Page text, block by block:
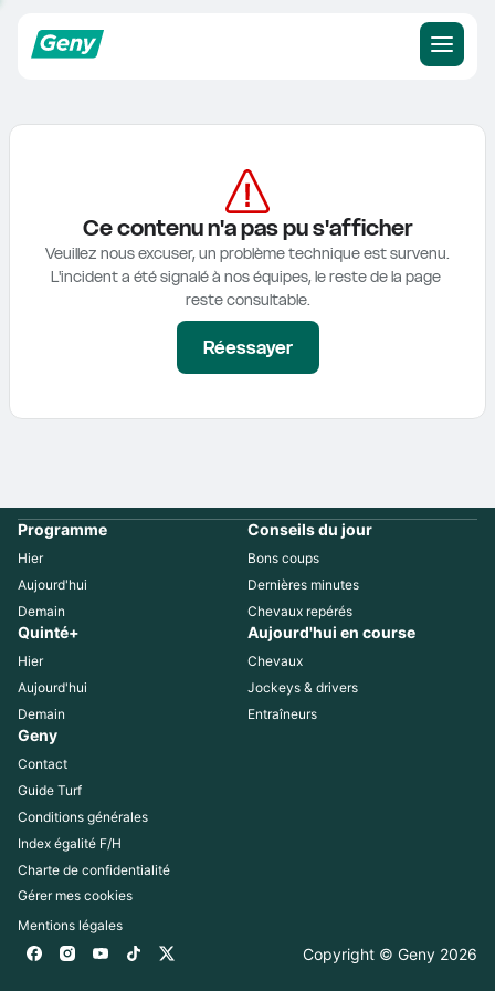
Ce contenu n'a pas pu s'afficher
Veuillez nous excuser, un problème technique est survenu.
L'incident a été signalé à nos équipes, le reste de la page
reste consultable.
Réessayer
Programme
Hier
Aujourd'hui
Demain
Conseils du jour
Bons coups
Dernières minutes
Chevaux repérés
Quinté+
Hier
Aujourd'hui
Demain
Aujourd'hui en course
Chevaux
Jockeys & drivers
Entraîneurs
Geny
Contact
Guide Turf
Conditions générales
Index égalité F/H
Charte de confidentialité
Gérer mes cookies
Mentions légales
Copyright © Geny 2026